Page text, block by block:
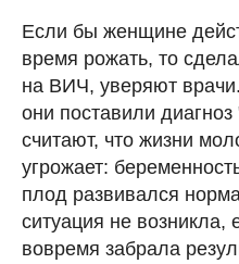
Если бы женщине
время рожать, то
на ВИЧ, уверяют
они поставили
считают, что жизни
угрожает:
плод развивался
ситуация не возникла,
вовремя забрала